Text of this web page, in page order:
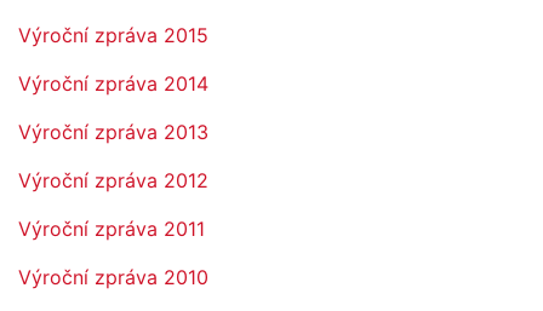
Výroční zpráva 2015
Výroční zpráva 2014
Výroční zpráva 2013
Výroční zpráva 2012
Výroční zpráva 2011
Výroční zpráva 2010